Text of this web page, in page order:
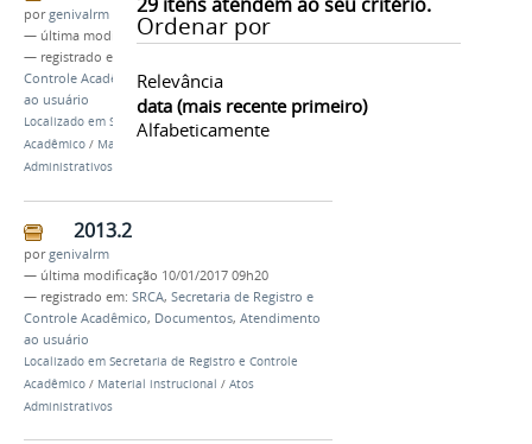
Ordenar por
Relevância
data (mais recente primeiro)
Alfabeticamente
porgenivalrm
— última modificação10/01/2017 09h20
— registrado em:
Controle Acadêmico,Documentos
ao usuário
Localizado em Secretaria de Registro e Controle
Acadêmico / Material instrucional
Administrativos
2013.2
porgenivalrm
— última modificação 10/01/2017 09h20
— registrado em: SRCA, Secretaria de Registro e
Controle Acadêmico, Documentos, Atendimento
ao usuário
Localizado em Secretaria de Registro e Controle
Acadêmico / Material instrucional / Atos
Administrativos